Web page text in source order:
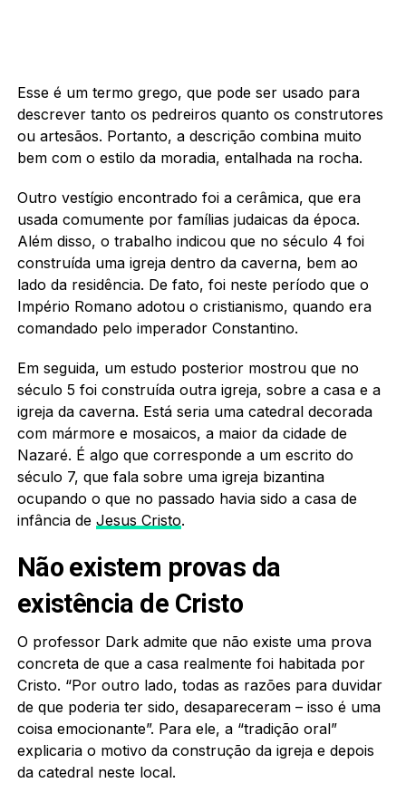
Esse é um termo grego, que pode ser usado para
descrever tanto os pedreiros quanto os construtores
ou artesãos. Portanto, a descrição combina muito
bem com o estilo da moradia, entalhada na rocha.
Outro vestígio encontrado foi a cerâmica, que era
usada comumente por famílias judaicas da época.
Além disso, o trabalho indicou que no século 4 foi
construída uma igreja dentro da caverna, bem ao
lado da residência. De fato, foi neste período que o
Império Romano adotou o cristianismo, quando era
comandado pelo imperador Constantino.
Em seguida, um estudo posterior mostrou que no
século 5 foi construída outra igreja, sobre a casa e a
igreja da caverna. Está seria uma catedral decorada
com mármore e mosaicos, a maior da cidade de
Nazaré. É algo que corresponde a um escrito do
século 7, que fala sobre uma igreja bizantina
ocupando o que no passado havia sido a casa de
infância de Jesus Cristo.
Não existem provas da
existência de Cristo
O professor Dark admite que não existe uma prova
concreta de que a casa realmente foi habitada por
Cristo. “Por outro lado, todas as razões para duvidar
de que poderia ter sido, desapareceram – isso é uma
coisa emocionante”. Para ele, a “tradição oral”
explicaria o motivo da construção da igreja e depois
da catedral neste local.